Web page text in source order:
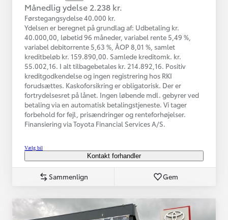
Månedlig ydelse 2.238 kr.
Førstegangsydelse 40.000 kr.
Ydelsen er beregnet på grundlag af: Udbetaling kr.
40.000,00, løbetid 96 måneder, variabel rente 5,49 %,
variabel debitorrente 5,63 %, ÅOP 8,01 %, samlet
kreditbeløb kr. 159.890,00. Samlede kreditomk. kr.
55.002,16. I alt tilbagebetales kr. 214.892,16. Positiv
kreditgodkendelse og ingen registrering hos RKI
forudsættes. Kaskoforsikring er obligatorisk. Der er
fortrydelsesret på lånet. Ingen løbende mdl. gebyrer ved
betaling via en automatisk betalingstjeneste. Vi tager
forbehold for fejl, prisændringer og renteforhøjelser.
Finansiering via Toyota Financial Services A/S.
Vælg bil
Kontakt forhandler
Sammenlign Gem